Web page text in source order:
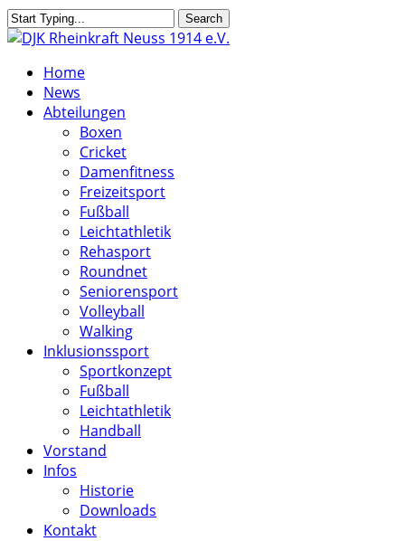
Skip
to
content
Search
Close
search
MenuHome
News
Abteilungen
Boxen
Cricket
Damenfitness
Freizeitsport
Fußball
Leichtathletik
Rehasport
Roundnet
Seniorensport
Volleyball
Walking
Inklusionssport
Sportkonzept
Fußball
Leichtathletik
Handball
Vorstand
Infos
Historie
Downloads
Kontakt